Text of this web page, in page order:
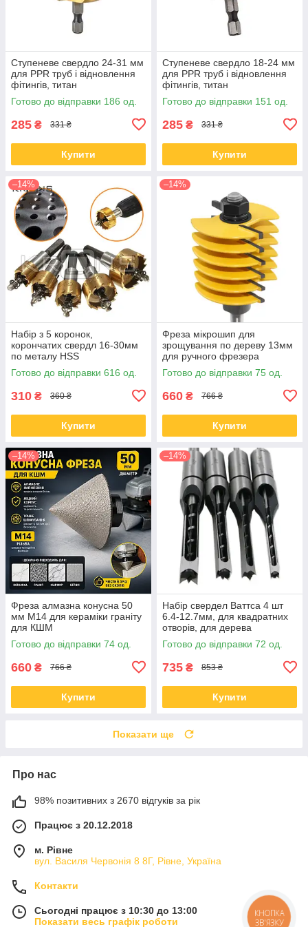
Ступеневе свердло 24-31 мм
для PPR труб і відновлення
фітингів, титан
Готово до відправки 186 од.
285 ₴ 331 ₴
Купити
Ступеневе свердло 18-24 мм
для PPR труб і відновлення
фітингів, титан
Готово до відправки 151 од.
285 ₴ 331 ₴
Купити
–14%
Набір з 5 коронок,
корончатих свердл 16-30мм
по металу HSS
Готово до відправки 616 од.
310 ₴ 360 ₴
Купити
–14%
Фреза мікрошип для
зрощування по дереву 13мм
для ручного фрезера
Готово до відправки 75 од.
660 ₴ 766 ₴
Купити
–14%
Фреза алмазна конусна 50
мм M14 для кераміки граніту
для КШМ
Готово до відправки 74 од.
660 ₴ 766 ₴
Купити
–14%
Набір свердел Ваттса 4 шт
6.4-12.7мм, для квадратних
отворів, для дерева
Готово до відправки 72 од.
735 ₴ 853 ₴
Купити
Показати ще
Про нас
98% позитивних з 2670 відгуків за рік
Працює з 20.12.2018
м. Рівне
вул. Василя Червонія 8 8Г, Рівне, Україна
Контакти
Сьогодні працює з 10:30 до 13:00
Показати весь графік роботи
КНОПКА
ЗВ'ЯЗКУ